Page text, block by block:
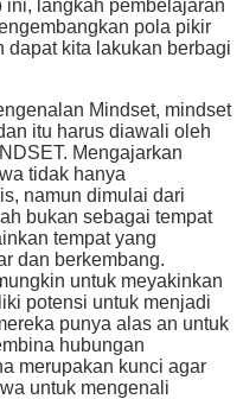
ini, langkah pembelajaran
pola pikir
dapat kita lakukan berbagi
Mindset, mindset
itu harus diawali oleh
Mengajarkan
tidak hanya
namun dimulai dari
bukan sebagai tempat
tempat yang
dan berkembang.
untuk meyakinkan
potensi untuk menjadi
punya alas an untuk
hubungan
merupakan kunci agar
untuk mengenali